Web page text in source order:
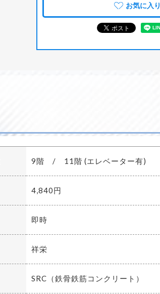
お気に入り
9階 / 11階 (エレベーター有)
4,840円
即時
祥栄
SRC（鉄骨鉄筋コンクリート）